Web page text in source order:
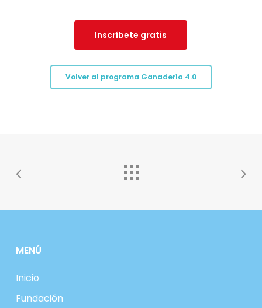
Inscríbete gratis
Volver al programa Ganadería 4.0
MENÚ
Inicio
Fundación